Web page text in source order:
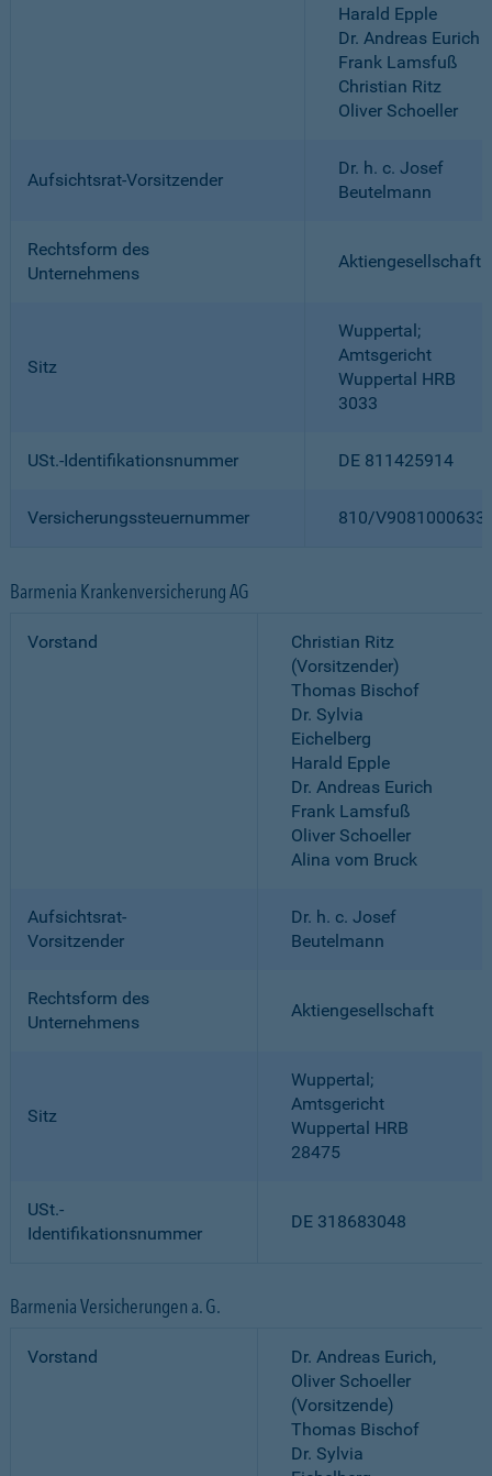
Harald Epple
Dr. Andreas Eurich
Frank Lamsfuß
Christian Ritz
Oliver Schoeller
Aufsichtsrat-Vorsitzender
Dr. h. c. Josef
Beutelmann
Rechtsform des
Unternehmens
Aktiengesellschaft
Sitz
Wuppertal;
Amtsgericht
Wuppertal HRB
3033
USt.-Identifikationsnummer DE 811425914
Versicherungssteuernummer 810/
Barmenia Krankenversicherung AG
Vorstand
Christian Ritz
(Vorsitzender)
Thomas Bischof
Dr. Sylvia
Eichelberg
Harald Epple
Dr. Andreas Eurich
Frank Lamsfuß
Oliver Schoeller
Alina vom Bruck
Aufsichtsrat-
Vorsitzender
Dr. h. c. Josef
Beutelmann
Rechtsform des
Unternehmens
Aktiengesellschaft
Sitz
Wuppertal;
Amtsgericht
Wuppertal HRB
28475
USt.-
Identifikationsnummer
DE 318683048
Barmenia Versicherungen a. G.
Vorstand
Dr. Andreas Eurich,
Oliver Schoeller
(Vorsitzende)
Thomas Bischof
Dr. Sylvia